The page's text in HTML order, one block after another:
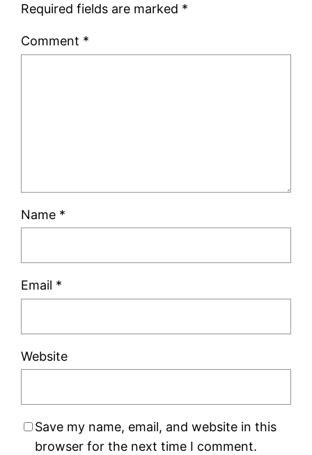
Required fields are marked *
Comment *
Name *
Email *
Website
Save my name, email, and website in this
browser for the next time I comment.